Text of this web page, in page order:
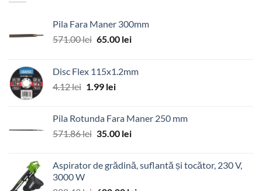
Pila Fara Maner 300mm
571.00lei Prețul
fost:
571.00 lei.
65.00 leiPrețul
65.00 lei.
Disc Flex 115x1.2mm
4.12lei Prețul
fost:
4.12 lei.
1.99 leiPrețul
1.99 lei.
Pila Rotunda Fara Maner 250 mm
571.86lei Prețul
fost:
35.00 leiPrețul
35.00 lei.
Aspirator de grădină, suflantă și tocător, 230 V,
3000 W